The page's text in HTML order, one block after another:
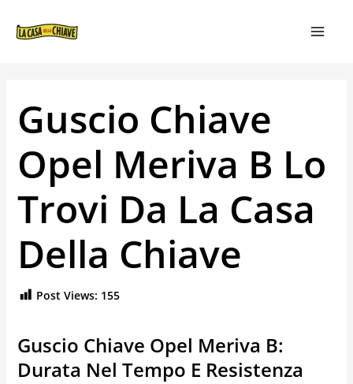
Guscio Chiave
Opel Meriva B Lo
Trovi Da La Casa
Della Chiave
Post Views: 155
Guscio Chiave Opel Meriva B:
Durata Nel Tempo E Resistenza
ARTICOLI